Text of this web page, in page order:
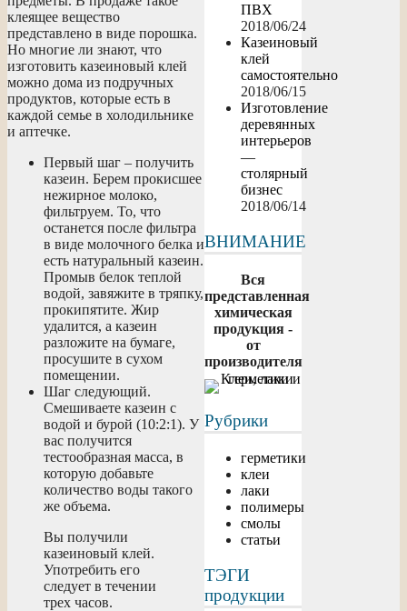
ПВХ
2018/06/24
Казеиновый
клей
самостоятельно
2018/06/15
Изготовление
деревянных
интерьеров
—
столярный
бизнес
2018/06/14
ВНИМАНИЕ
Вся
представленная
химическая
продукция -
от
производителя
Рубрики
герметики
клеи
лаки
полимеры
смолы
статьи
ТЭГИ
продукции
клеящее вещество
представлено в виде порошка.
Но многие ли знают, что
изготовить казеиновый клей
можно дома из подручных
продуктов, которые есть в
каждой семье в холодильнике
и аптечке.
Первый шаг – получить
казеин. Берем прокисшее
нежирное молоко,
фильтруем. То, что
останется после фильтра
в виде молочного белка и
есть натуральный казеин.
Промыв белок теплой
водой, завяжите в тряпку,
прокипятите. Жир
удалится, а казеин
разложите на бумаге,
просушите в сухом
помещении.
Шаг следующий.
Смешиваете казеин с
водой и бурой (10:2:1). У
вас получится
тестообразная масса, в
которую добавьте
количество воды такого
же объема.
Вы получили
казеиновый клей.
Употребить его
следует в течении
трех часов.